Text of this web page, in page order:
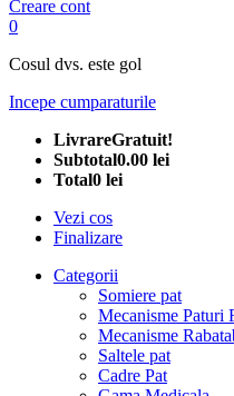
Creare cont
0
Cosul dvs. este gol
Incepe cumparaturile
LivrareGratuit!
Subtotal0.00 lei
Total0 lei
Vezi cos
Finalizare
Categorii
Somiere pat
Mecanisme Paturi
Mecanisme
Saltele pat
Cadre Pat